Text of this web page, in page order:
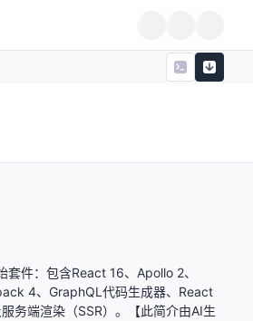
件：包含React 16、Apollo 2、
4、GraphQL代码生成器、React
务端渲染（SSR）。【此简介由AI生